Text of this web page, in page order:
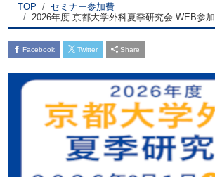
TOP
セミナー参加費
2026年度 京都大学外科夏季研究会 WEB参加
Facebook Twitter Share